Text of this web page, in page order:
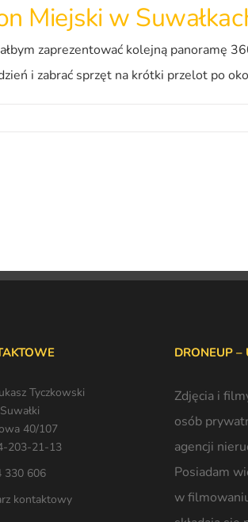
Miejski w
zaprezentować kolejną panoramę
i zabrać sprzęt na krótki przelot po
Tyczkowski
40/107
203-21-13
330 606
kontaktowy
DRONEUP –
Zdjęcia i
osób
agencji
Posiadam
w